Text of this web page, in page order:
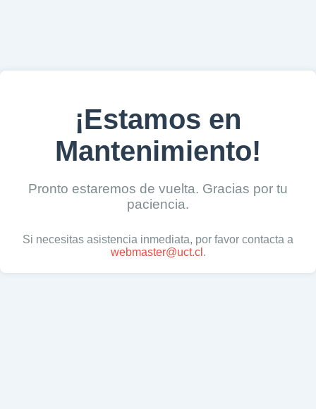
¡Estamos en
Mantenimiento!
Pronto estaremos de vuelta. Gracias por tu
paciencia.
Si necesitas asistencia inmediata, por favor contacta a
webmaster@uct.cl .